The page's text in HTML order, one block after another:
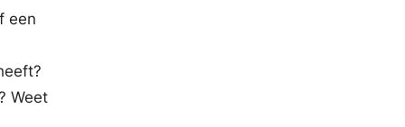
een
Weet